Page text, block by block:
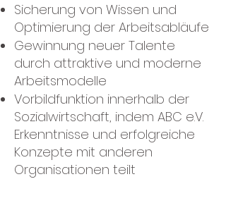
Sicherung von Wissen und
Optimierung der Arbeitsabläufe
Gewinnung neuer Talente
durch attraktive und moderne
Arbeitsmodelle
Vorbildfunktion innerhalb der
Sozialwirtschaft, indem ABC e.V.
Erkenntnisse und erfolgreiche
Konzepte mit anderen
Organisationen teilt